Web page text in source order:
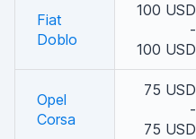
Fiat
Doblo
100 USD
-
100 USD
Opel
Corsa
75 USD
-
75 USD